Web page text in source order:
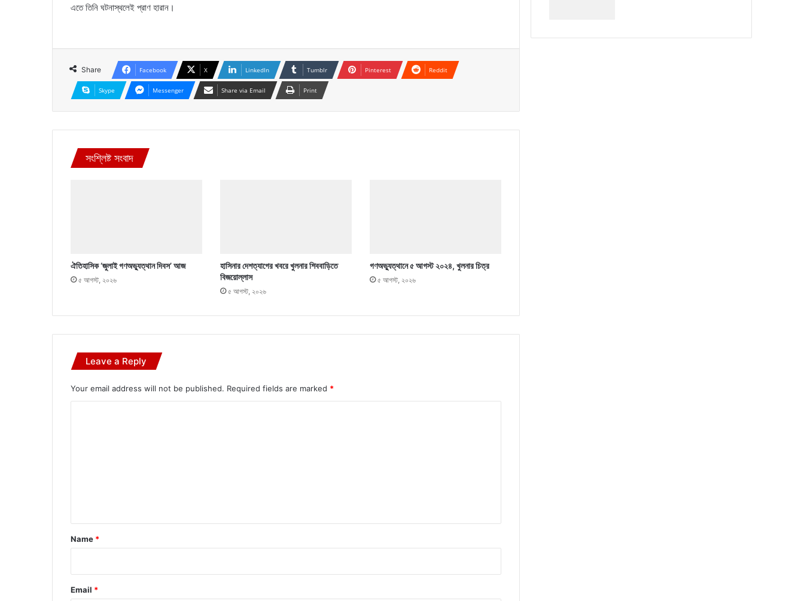
এতে তিনি ঘটনাস্থলেই প্রাণ হারান।
Share Facebook X LinkedIn Tumblr Pinterest Reddit
Skype Messenger Share via Email Print
সংশ্লিষ্ট সংবাদ
ঐতিহাসিক ‘জুলাই গণঅভ্যুত্থান দিবস’ আজ
৫ আগস্ট, ২০২৬
হাসিনার দেশত্যাগের খবরে খুলনার শিববাড়িতে
বিজয়োল্লাস
৫ আগস্ট, ২০২৬
গণঅভ্যুত্থানে ৫ আগস্ট ২০২৪, খুলনার চিত্র
৫ আগস্ট, ২০২৬
Leave a Reply
Your email address will not be published. Required fields are marked *
*
Name *
Email *